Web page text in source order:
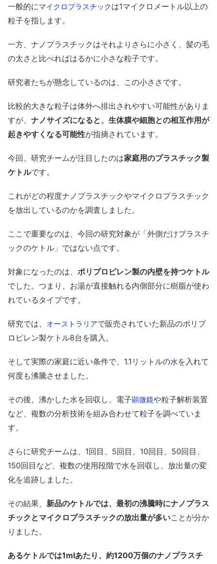
一般的にマイクロプラスチックは1マイクロメートル以上の
粒子を指します。
一方、ナノプラスチックはそれよりさらに小さく、髪の毛
の太さと比べればはるかに小さな粒子です。
研究者たちが懸念しているのは、この小ささです。
比較的大きな粒子は体外へ排出されやすい可能性がありま
すが、 ナノサイズになると、生体膜や細胞との相互作用が
起きやすくなる可能性が指摘されています。
今回、研究チームが注目したのは家庭用のプラスチック製
ケトルです。
これがどの程度ナノプラスチックやマイクロプラスチック
を放出しているのかを調査しました。
ここで重要なのは、今回の研究対象が「外側だけプラスチ
ックのケトル」ではない点です。
対象になったのは、 ポリプロピレン製の内壁を持つケトル
でした。つまり、お湯が直接触れる内側部分に樹脂が使わ
れているタイプです。
研究では、 オーストラリアで販売されていた新品のポリプ
ロピレン製ケトル8台を購入。
そして実際の家庭に近い条件で、1.1リットルの水を入れて
何度も沸騰させました。
その後、沸かした水を回収し、電子顕微鏡や粒子解析装置
など、複数の分析技術を組み合わせて粒子を調べていま
す。
さらに研究チームは、1回目、5回目、10回目、50回目、
150回目など、複数の使用段階で水を回収し、放出量の変
化を追跡しました。
その結果、 新品のケトルでは、最初の沸騰時にナノプラス
チックとマイクロプラスチックの放出量が多いことが分か
りました。
あるケトルでは1mlあたり、約1200万個のナノプラスチ